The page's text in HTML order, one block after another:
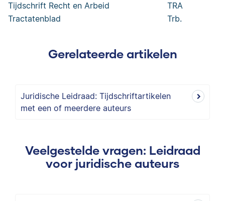
Tijdschrift Recht en Arbeid
TRA
Tractatenblad
Trb.
Gerelateerde artikelen
Juridische Leidraad: Tijdschriftartikelen
met een of meerdere auteurs
Veelgestelde vragen: Leidraad
voor juridische auteurs